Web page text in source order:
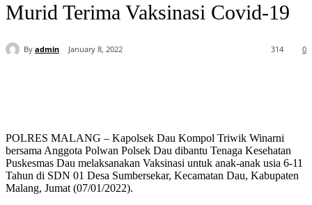
Murid Terima Vaksinasi Covid-19
By admin January 8, 2022 0
314
POLRES MALANG – Kapolsek Dau Kompol Triwik Winarni
bersama Anggota Polwan Polsek Dau dibantu Tenaga Kesehatan
Puskesmas Dau melaksanakan Vaksinasi untuk anak-anak usia 6-11
Tahun di SDN 01 Desa Sumbersekar, Kecamatan Dau, Kabupaten
Malang, Jumat (07/01/2022).